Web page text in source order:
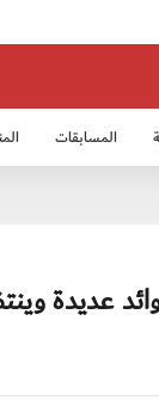
المسابقات
عديدة